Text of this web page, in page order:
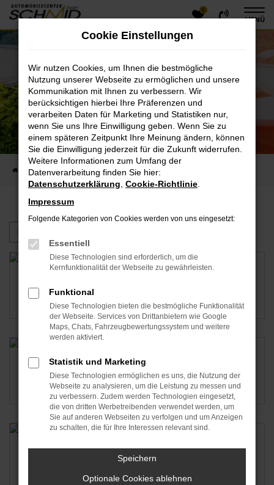
Zum
Hauptinhalt
0
MENÜ
Blog von Automobilecenter Schmid GmbH
Unser Online Magazin für Sie
Startseite Unternehmen News & Infos
Neuwagen-Konfigurator
EU-Neuwagen-Konfigurator
Ihr Wunschauto individuell zusammenstellen
Cookie Einstellungen
Wir nutzen Cookies, um Ihnen die bestmögliche
Nutzung unserer Webseite zu ermöglichen und unsere
Kommunikation mit Ihnen zu verbessern. Wir
berücksichtigen hierbei Ihre Präferenzen und
verarbeiten Daten für Marketing und Statistiken nur,
wenn Sie uns Ihre Einwilligung geben. Wenn Sie zu
einem späteren Zeitpunkt Ihre Meinung ändern, können
Sie die Einwilligung jederzeit für die Zukunft widerrufen.
Weitere Informationen zum Umfang der
Datenverarbeitung finden Sie hier:
Datenschutzerklärung Cookie-Richtlinie
Impressum
Folgende Kategorien von Cookies werden von uns eingesetzt:
Essentiell
Diese Technologien sind erforderlich, um die
Kernfunktionalität der Webseite zu gewährleisten.
Funktional
Diese Technologien bieten die bestmögliche Funktionalität
der Webseite. Services von Drittanbietern wie Google
Maps, Chats, Fahrzeugbewertungssystem und weitere
werden aktiviert.
Statistik und Marketing
Diese Technologien ermöglichen es uns, die Nutzung der
Webseite zu analysieren, um die Leistung zu messen und
zu verbessern. Zudem werden Technologien eingesetzt,
die von dritten Werbetreibenden verwendet werden, um
Sie auf anderen Webseiten zu verfolgen und um Anzeigen
zu schalten, die für Ihre Interessen relevant sind.
Speichern
Optionale Cookies ablehnen